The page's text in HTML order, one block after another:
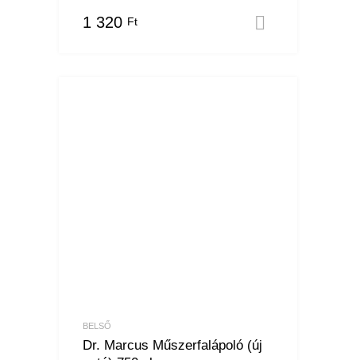
1 320 Ft
BELSŐ
Dr. Marcus Műszerfalápoló (új